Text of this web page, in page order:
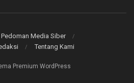
Pedoman Media Siber
Tentang Kami
Premium WordPress